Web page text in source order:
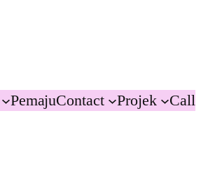
PemajuContact Projek Call